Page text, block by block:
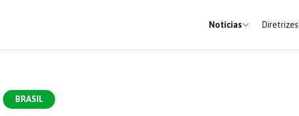
Notícias
BRASIL